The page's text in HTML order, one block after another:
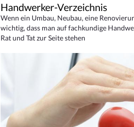
Handwerker-Verzeichnis
Wenn ein Umbau, Neubau, eine
wichtig, dass man auf fachkundige
Rat und Tat zur Seite stehen